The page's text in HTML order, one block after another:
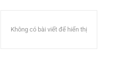
Không có bài viết để hiển thị